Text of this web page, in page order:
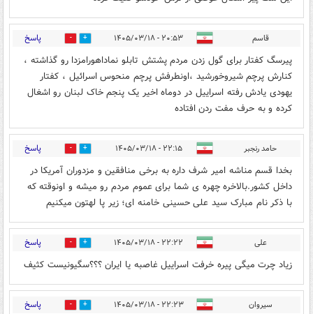
قاسم ۲۰:۵۳ - ۱۴۰۵/۰۳/۱۸ 0 پاسخ
پیرسگ کفتار برای گول زدن مردم پشتش تابلو نماداهورامزدا رو گذاشته ،
کنارش پرچم شیروخورشید ،اونطرفش پرچم منحوس اسرائیل ، کفتار
یهودی یادش رفته اسراییل در دوماه اخیر یک پنجم خاک لبنان رو اشغال
کرده و به حرف مفت ردن افتاده
حامد رنجبر ۲۲:۱۵ - ۱۴۰۵/۰۳/۱۸ 0 پاسخ
بخدا قسم مناشه امیر شرف داره به برخی منافقین و مزدوران آمریکا در
داخل کشور.بالاخره چهره ی شما برای عموم مردم رو میشه و اونوقته که
با ذکر نام مبارک سید علی حسینی خامنه ای؛ زیر پا لهتون میکنیم
علی ۲۲:۲۲ - ۱۴۰۵/۰۳/۱۸ 0 پاسخ
زیاد چرت میگی پیره خرفت اسراییل غاصبه یا ایران ؟؟؟سگیونیست کثیف
سیروان ۲۲:۲۳ - ۱۴۰۵/۰۳/۱۸ 2 پاسخ